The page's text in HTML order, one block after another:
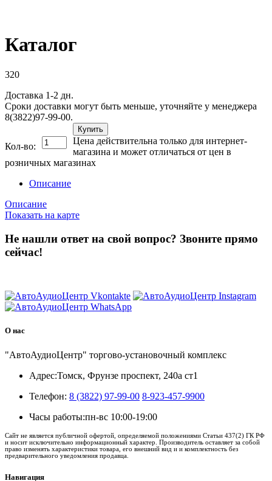
Каталог
320
Доставка 1-2 дн.
Сроки доставки могут быть меньше, уточняйте у менеджера
8(3822)97-99-00.
Кол-во:
Купить
Цена действительна только для интернет-
магазина и может отличаться от цен в
розничных магазинах
Описание
Описание
Показать на карте
Не нашли ответ на свой вопрос? Звоните прямо
сейчас!
О нас
"АвтоАудиоЦентр" торгово-установочный комплекс
Адрес:Томск, Фрунзе проспект, 240а ст1
Телефон: 8 (3822) 97-99-00 8-923-457-9900
Часы работы:пн-вс 10:00-19:00
Сайт не является публичной офертой, определяемой положениями Статьи 437(2) ГК РФ
и носит исключительно информационный характер. Производитель оставляет за собой
право изменять характеристики товара, его внешний вид и и комплектность без
предварительного уведомления продавца.
Навигация